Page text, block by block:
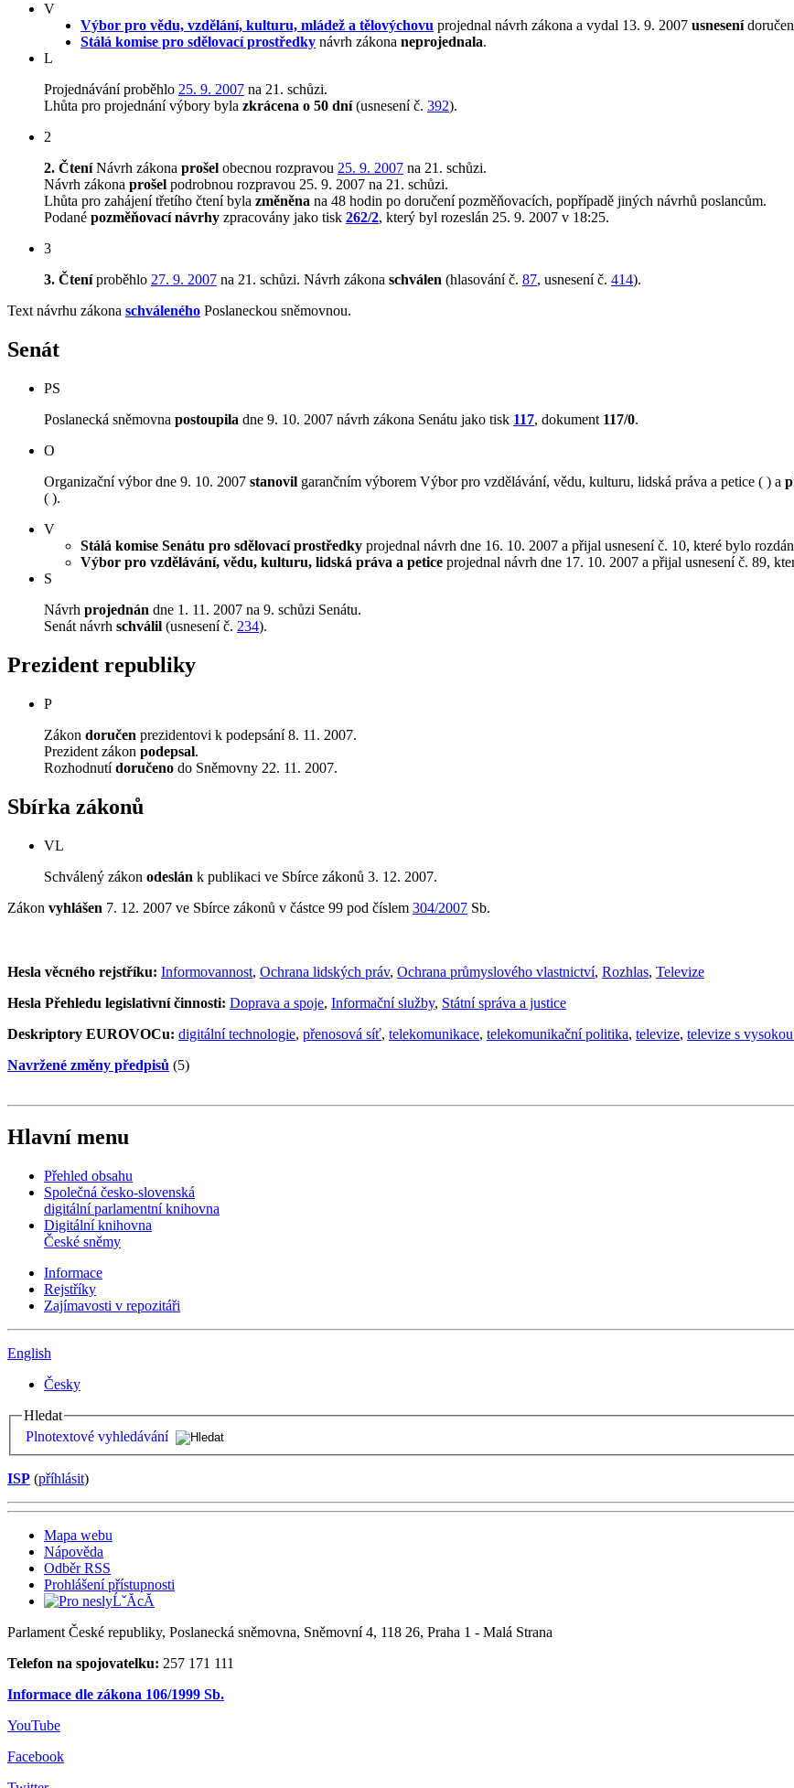
V
Výbor pro vědu, vzdělání, kulturu, mládež a tělovýchovu projednal návrh zákona a vydal 13. 9. 2007 usnesení
Stálá komise pro sdělovací prostředky návrh zákona neprojednala.
L
Projednávání proběhlo 25. 9. 2007 na 21. schůzi.
Lhůta pro projednání výbory byla zkrácena o 50 dní(usnesení č. 392).
2
2. ČteníNávrh zákona prošel obecnou rozpravou 25. 9. 2007 na 21. schůzi.
Návrh zákona prošel podrobnou rozpravou 25. 9. 2007 na 21. schůzi.
Lhůta pro zahájení třetího čtení byla změněna na 48 hodin po doručení pozměňovacích, popřípadě jiných návrhů poslancům.
Podané pozměňovací návrhy zpracovány jako tisk 262/2, který byl rozeslán 25. 9. 2007 v 18:25.
3
3. Čteníproběhlo 27. 9. 2007 na 21. schůzi. Návrh zákona schválen (hlasování č. 87, usnesení č. 414).
Text návrhu zákona schváleného Poslaneckou sněmovnou.
Senát
PS
Poslanecká sněmovna postoupila dne 9. 10. 2007 návrh zákona Senátu jako tisk 117, dokument 117/0.
O
Organizační výbor dne 9. 10. 2007 stanovil garančním výborem Výbor pro vzdělávání, vědu, kulturu, lidská práva a petice ( ) a
( ).
V
Stálá komise Senátu pro sdělovací prostředky projednal návrh dne 16. 10. 2007 a přijal usnesení č. 10, které bylo
Výbor pro vzdělávání, vědu, kulturu, lidská práva a petice projednal návrh dne 17. 10. 2007 a přijal usnesení č. 89,
S
Návrh projednán dne 1. 11. 2007 na 9. schůzi Senátu.
Senát návrh schválil (usnesení č. 234).
Prezident republiky
P
Zákon doručen prezidentovi k podepsání 8. 11. 2007.
Prezident zákon podepsal.
Rozhodnutídoručeno do Sněmovny 22. 11. 2007.
Sbírka zákonů
VL
Schválený zákon odeslán k publikaci ve Sbírce zákonů 3. 12. 2007.
Zákon vyhlášen 7. 12. 2007 ve Sbírce zákonů v částce 99 pod číslem 304/2007 Sb.
Hesla věcného rejstříku: Informovannost, Ochrana lidských práv, Ochrana průmyslového vlastnictví, Rozhlas, Televize
Hesla Přehledu legislativní činnosti: Doprava a spoje, Informační služby, Státní správa a justice
Deskriptory EUROVOCu: digitální technologie, přenosová síť, telekomunikace, telekomunikační politika, televize, televize s
Navržené změny předpisů (5)
Hlavní menu
Přehled obsahu
Společná česko-slovenská
digitální parlamentní knihovna
Digitální knihovna
České sněmy
Informace
Rejstříky
Zajímavosti v repozitáři
English
Česky
Hledat
Plnotextové vyhledávání
ISP (příhlásit)
Mapa webu
Nápověda
Odběr RSS
Prohlášení přístupnosti
Parlament České republiky, Poslanecká sněmovna, Sněmovní 4, 118 26, Praha 1 - Malá Strana
Telefon na spojovatelku: 257 171 111
Informace dle zákona 106/1999 Sb.
YouTube
Facebook